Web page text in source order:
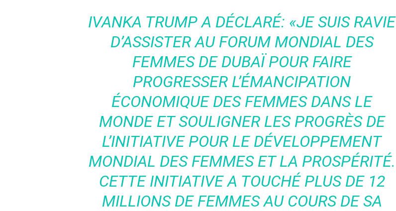
IVANKA TRUMP A DÉCLARÉ: «JE SUIS RAVIE
D’ASSISTER AU FORUM MONDIAL DES
FEMMES DE DUBAÏ POUR FAIRE
PROGRESSER L’ÉMANCIPATION
ÉCONOMIQUE DES FEMMES DANS LE
MONDE ET SOULIGNER LES PROGRÈS DE
L’INITIATIVE POUR LE DÉVELOPPEMENT
MONDIAL DES FEMMES ET LA PROSPÉRITÉ.
CETTE INITIATIVE A TOUCHÉ PLUS DE 12
MILLIONS DE FEMMES AU COURS DE SA